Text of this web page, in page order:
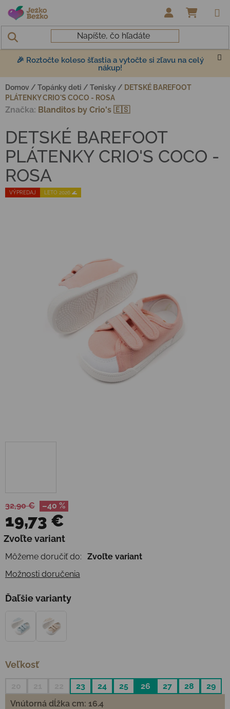
Prejsť na obsah
🎉 Roztočte koleso šťastia a vytočte si zľavu na celý
nákup!
Domov / Topánky deti / Tenisky / DETSKÉ BAREFOOT
PLÁTENKY CRIO'S COCO - ROSA
32,90 € –40 %
19,73 €
Jednotková cena:
Zvoľte variant
Môžeme doručiť do:
Zvoľte variant
Možnosti doručenia
Ďaľšie varianty
Veľkosť
23 24 25 26 27 28
29
Vnútorná dĺžka cm: 16.4
VÝPREDAJ LETO 2026 🌊
DETSKÉ BAREFOOT
PLÁTENKY CRIO'S COCO -
ROSA
Značka: Blanditos by Crio's 🇪🇸